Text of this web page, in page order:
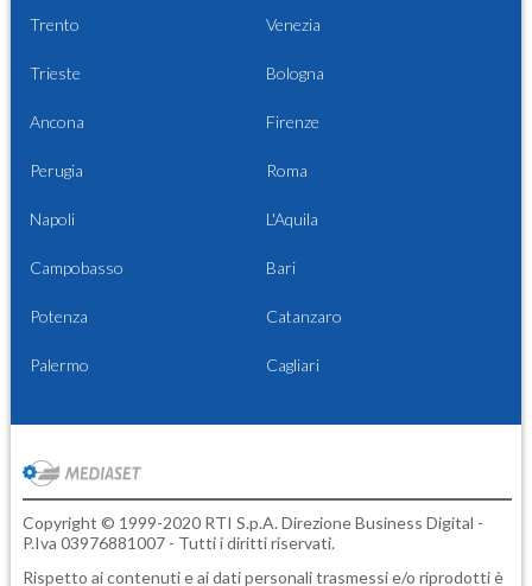
Trento Venezia
Trieste Bologna
Ancona Firenze
Perugia Roma
Napoli L'Aquila
Campobasso Bari
Potenza Catanzaro
Palermo Cagliari
Copyright © 1999-2020 RTI S.p.A. Direzione Business Digital -
P.Iva 03976881007 - Tutti i diritti riservati.
Rispetto ai contenuti e ai dati personali trasmessi e/o riprodotti è